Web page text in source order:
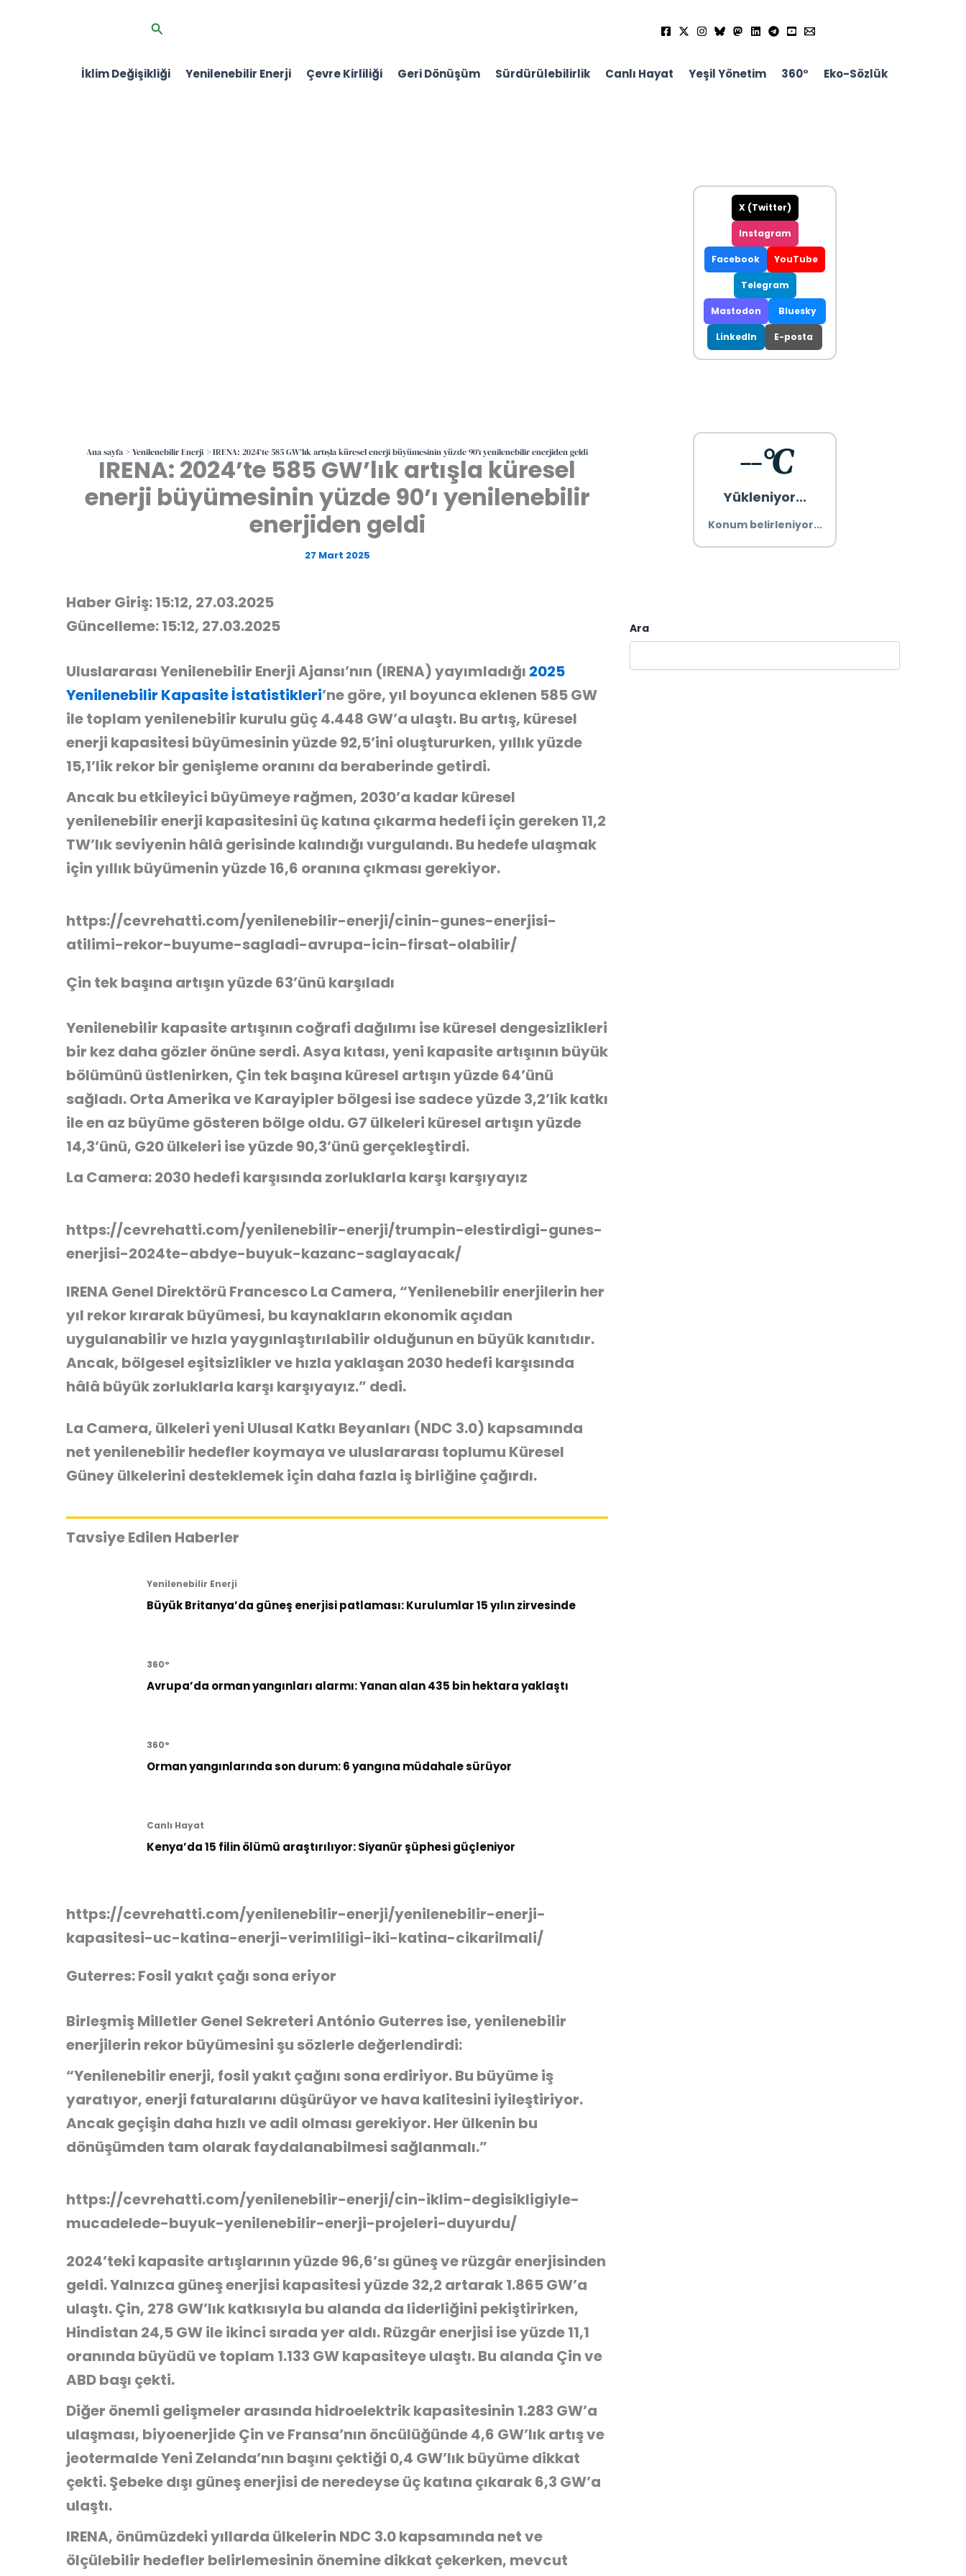
Arama
İklim Değişikliği Yenilenebilir Enerji Çevre Kirliliği Geri Dönüşüm Sürdürülebilirlik Canlı Hayat Yeşil Yönetim 360° Eko-Sözlük
Ana sayfa Yenilenebilir Enerji IRENA: 2024’te 585 GW’lık artışla küresel enerji büyümesinin yüzde 90’ı yenilenebilir enerjiden geldi
IRENA: 2024’te 585 GW’lık artışla küresel
enerji büyümesinin yüzde 90’ı yenilenebilir
enerjiden geldi
27 Mart 2025
Haber Giriş: 15:12, 27.03.2025
Güncelleme: 15:12, 27.03.2025
Uluslararası Yenilenebilir Enerji Ajansı’nın (IRENA) yayımladığı 2025
Yenilenebilir Kapasite İstatistikleri’ne göre, yıl boyunca eklenen 585 GW
ile toplam yenilenebilir kurulu güç 4.448 GW’a ulaştı. Bu artış, küresel
enerji kapasitesi büyümesinin yüzde 92,5’ini oluştururken, yıllık yüzde
15,1’lik rekor bir genişleme oranını da beraberinde getirdi.
Ancak bu etkileyici büyümeye rağmen, 2030’a kadar küresel
yenilenebilir enerji kapasitesini üç katına çıkarma hedefi için gereken 11,2
TW’lık seviyenin hâlâ gerisinde kalındığı vurgulandı. Bu hedefe ulaşmak
için yıllık büyümenin yüzde 16,6 oranına çıkması gerekiyor.
https://cevrehatti.com/yenilenebilir-enerji/cinin-gunes-enerjisi-
atilimi-rekor-buyume-sagladi-avrupa-icin-firsat-olabilir/
Çin tek başına artışın yüzde 63’ünü karşıladı
Yenilenebilir kapasite artışının coğrafi dağılımı ise küresel dengesizlikleri
bir kez daha gözler önüne serdi. Asya kıtası, yeni kapasite artışının büyük
bölümünü üstlenirken, Çin tek başına küresel artışın yüzde 64’ünü
sağladı. Orta Amerika ve Karayipler bölgesi ise sadece yüzde 3,2’lik katkı
ile en az büyüme gösteren bölge oldu. G7 ülkeleri küresel artışın yüzde
14,3’ünü, G20 ülkeleri ise yüzde 90,3’ünü gerçekleştirdi.
La Camera: 2030 hedefi karşısında zorluklarla karşı karşıyayız
https://cevrehatti.com/yenilenebilir-enerji/trumpin-elestirdigi-gunes-
enerjisi-2024te-abdye-buyuk-kazanc-saglayacak/
IRENA Genel Direktörü Francesco La Camera, “Yenilenebilir enerjilerin her
yıl rekor kırarak büyümesi, bu kaynakların ekonomik açıdan
uygulanabilir ve hızla yaygınlaştırılabilir olduğunun en büyük kanıtıdır.
Ancak, bölgesel eşitsizlikler ve hızla yaklaşan 2030 hedefi karşısında
hâlâ büyük zorluklarla karşı karşıyayız.” dedi.
La Camera, ülkeleri yeni Ulusal Katkı Beyanları (NDC 3.0) kapsamında
net yenilenebilir hedefler koymaya ve uluslararası toplumu Küresel
Güney ülkelerini desteklemek için daha fazla iş birliğine çağırdı.
Tavsiye Edilen Haberler
Yenilenebilir Enerji
Büyük Britanya’da güneş enerjisi patlaması: Kurulumlar 15 yılın zirvesinde
360°
Avrupa’da orman yangınları alarmı: Yanan alan 435 bin hektara yaklaştı
360°
Orman yangınlarında son durum: 6 yangına müdahale sürüyor
Canlı Hayat
Kenya’da 15 filin ölümü araştırılıyor: Siyanür şüphesi güçleniyor
https://cevrehatti.com/yenilenebilir-enerji/yenilenebilir-enerji-
kapasitesi-uc-katina-enerji-verimliligi-iki-katina-cikarilmali/
Guterres: Fosil yakıt çağı sona eriyor
Birleşmiş Milletler Genel Sekreteri António Guterres ise, yenilenebilir
enerjilerin rekor büyümesini şu sözlerle değerlendirdi:
“Yenilenebilir enerji, fosil yakıt çağını sona erdiriyor. Bu büyüme iş
yaratıyor, enerji faturalarını düşürüyor ve hava kalitesini iyileştiriyor.
Ancak geçişin daha hızlı ve adil olması gerekiyor. Her ülkenin bu
dönüşümden tam olarak faydalanabilmesi sağlanmalı.”
https://cevrehatti.com/yenilenebilir-enerji/cin-iklim-degisikligiyle-
mucadelede-buyuk-yenilenebilir-enerji-projeleri-duyurdu/
2024’teki kapasite artışlarının yüzde 96,6’sı güneş ve rüzgâr enerjisinden
geldi. Yalnızca güneş enerjisi kapasitesi yüzde 32,2 artarak 1.865 GW’a
ulaştı. Çin, 278 GW’lık katkısıyla bu alanda da liderliğini pekiştirirken,
Hindistan 24,5 GW ile ikinci sırada yer aldı. Rüzgâr enerjisi ise yüzde 11,1
oranında büyüdü ve toplam 1.133 GW kapasiteye ulaştı. Bu alanda Çin ve
ABD başı çekti.
Diğer önemli gelişmeler arasında hidroelektrik kapasitesinin 1.283 GW’a
ulaşması, biyoenerjide Çin ve Fransa’nın öncülüğünde 4,6 GW’lık artış ve
jeotermalde Yeni Zelanda’nın başını çektiği 0,4 GW’lık büyüme dikkat
çekti. Şebeke dışı güneş enerjisi de neredeyse üç katına çıkarak 6,3 GW’a
ulaştı.
IRENA, önümüzdeki yıllarda ülkelerin NDC 3.0 kapsamında net ve
ölçülebilir hedefler belirlemesinin önemine dikkat çekerken, mevcut
X (Twitter)
Instagram
Facebook YouTube
Telegram
Mastodon Bluesky
LinkedIn E-posta
--°C
Yükleniyor...
Konum belirleniyor...
Ara